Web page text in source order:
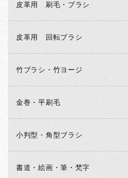
皮革用 刷毛・ブラシ
皮革用 回転ブラシ
竹ブラシ・竹ヨージ
金巻・平刷毛
小判型・角型ブラシ
書道・絵画・筆・梵字